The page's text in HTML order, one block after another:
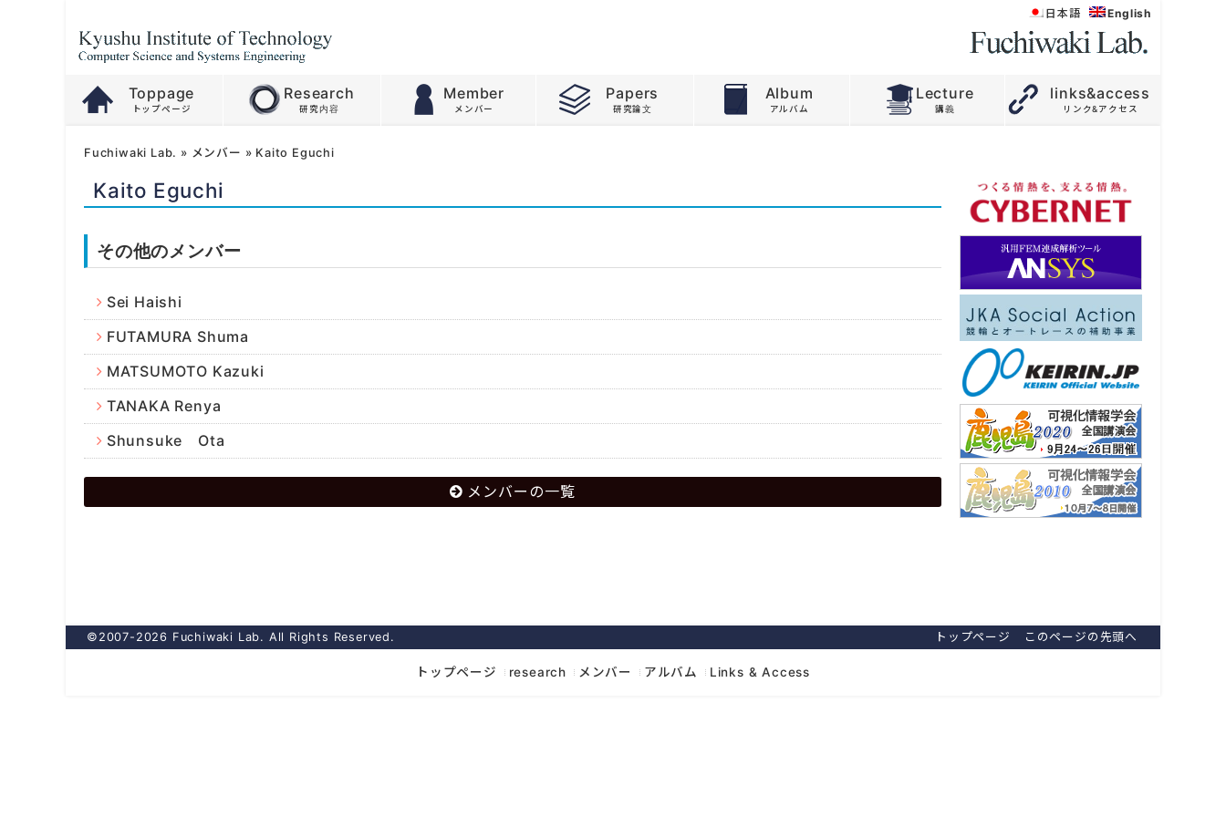
日本語 English
Toppage Research Member Papers Album Lecture links&access
Fuchiwaki Lab. » メンバー » Kaito Eguchi
Kaito Eguchi
その他のメンバー
Sei Haishi
FUTAMURA Shuma
MATSUMOTO Kazuki
TANAKA Renya
Shunsuke Ota
メンバーの一覧
©2007-2026 Fuchiwaki Lab. All Rights Reserved. このページの先頭へ
トップページ
トップページ research メンバー アルバム Links & Access